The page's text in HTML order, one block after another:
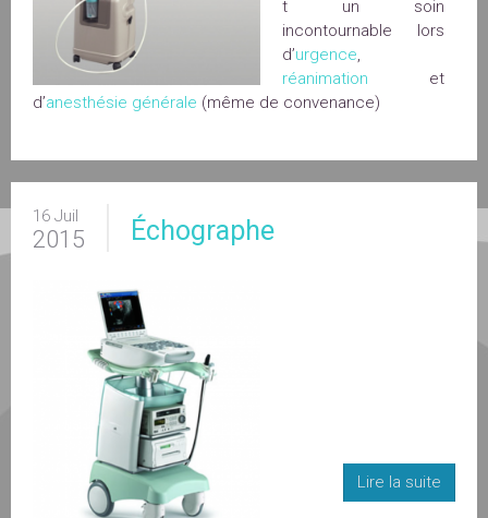
t un soin
incontournable lors
d’urgence
réanimation et
d’anesthésie générale (même de convenance)
16 Juil
2015 Échographe
Lire la suite